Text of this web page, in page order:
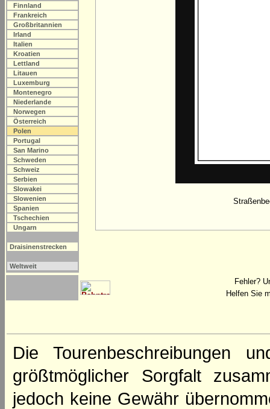
Finnland
Frankreich
Großbritannien
Irland
Italien
Kroatien
Lettland
Litauen
Luxemburg
Montenegro
Niederlande
Norwegen
Österreich
Polen
Portugal
San Marino
Schweden
Schweiz
Serbien
Slowakei
Slowenien
Spanien
Tschechien
Ungarn
Draisinenstrecken
Weltweit
Fehler?
Helfen Sie
Die Tourenbeschreibungen
größtmöglicher Sorgfalt
jedoch keine Gewähr